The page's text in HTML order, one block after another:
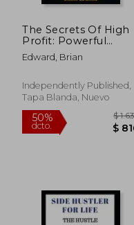
50%
The Secrets Of High
Profit: Powerful
strategies and proven
formula of how to
upgrade your
business (en Inglés)
Edward, Brian
Independently Published,
Tapa Blanda, Nuevo